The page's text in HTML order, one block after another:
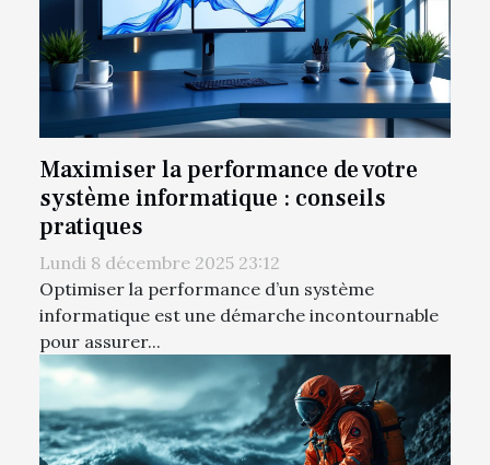
Maximiser la performance de votre
système informatique : conseils
pratiques
Lundi 8 décembre 2025 23:12
Optimiser la performance d’un système
informatique est une démarche incontournable
pour assurer...